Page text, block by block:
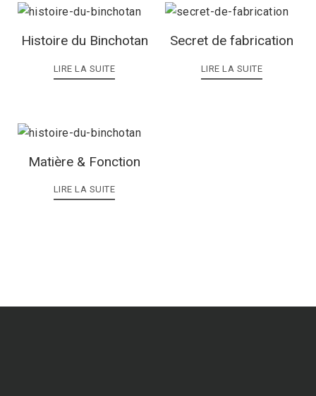
Histoire du Binchotan
LIRE LA SUITE
Secret de fabrication
LIRE LA SUITE
Matière & Fonction
LIRE LA SUITE